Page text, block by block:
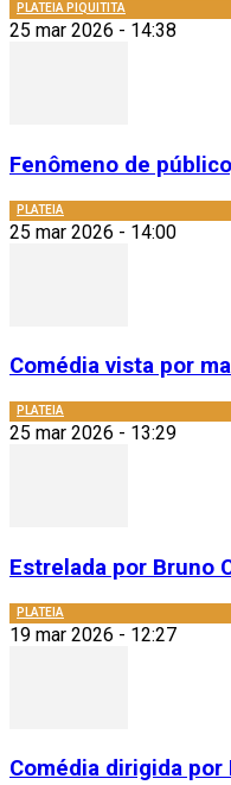
PLATEIA PIQUITITA
25 mar 2026 - 14:38
Fenômeno de
PLATEIA
25 mar 2026 - 14:00
Comédia vista por
PLATEIA
25 mar 2026 - 13:29
Estrelada por Bruno
PLATEIA
19 mar 2026 - 12:27
Comédia dirigida por